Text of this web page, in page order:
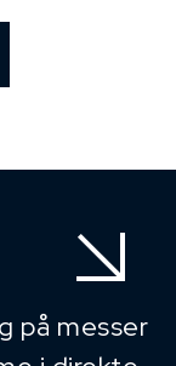
på messer